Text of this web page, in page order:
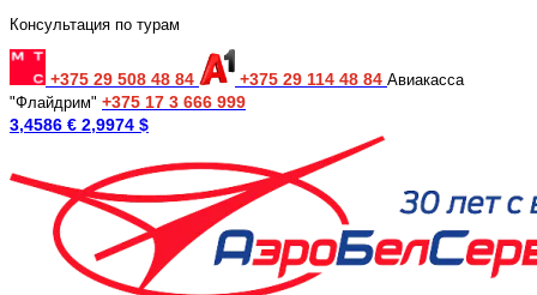
Консультация по турам
+375 29 508 48 84 +375 29 114 48 84 Авиакасса
"Флайдрим" +375 17 3 666 999
3,4586 € 2,9974 $